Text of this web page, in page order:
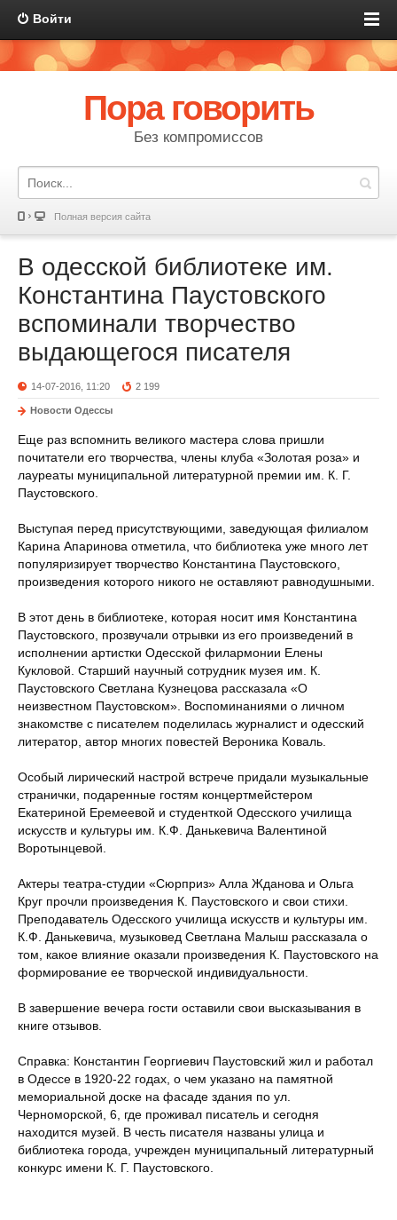
Войти
Пора говорить
Без компромиссов
Полная версия сайта
В одесской библиотеке им.
Константина Паустовского
вспоминали творчество
выдающегося писателя
14-07-2016, 11:20 2 199
Новости Одессы
Еще раз вспомнить великого мастера слова пришли
почитатели его творчества, члены клуба «Золотая роза» и
лауреаты муниципальной литературной премии им. К. Г.
Паустовского.
Выступая перед присутствующими, заведующая филиалом
Карина Апаринова отметила, что библиотека уже много лет
популяризирует творчество Константина Паустовского,
произведения которого никого не оставляют равнодушными.
В этот день в библиотеке, которая носит имя Константина
Паустовского, прозвучали отрывки из его произведений в
исполнении артистки Одесской филармонии Елены
Кукловой. Старший научный сотрудник музея им. К.
Паустовского Светлана Кузнецова рассказала «О
неизвестном Паустовском». Воспоминаниями о личном
знакомстве с писателем поделилась журналист и одесский
литератор, автор многих повестей Вероника Коваль.
Особый лирический настрой встрече придали музыкальные
странички, подаренные гостям концертмейстером
Екатериной Еремеевой и студенткой Одесского училища
искусств и культуры им. К.Ф. Данькевича Валентиной
Воротынцевой.
Актеры театра-студии «Сюрприз» Алла Жданова и Ольга
Круг прочли произведения К. Паустовского и свои стихи.
Преподаватель Одесского училища искусств и культуры им.
К.Ф. Данькевича, музыковед Светлана Малыш рассказала о
том, какое влияние оказали произведения К. Паустовского на
формирование ее творческой индивидуальности.
В завершение вечера гости оставили свои высказывания в
книге отзывов.
Справка: Константин Георгиевич Паустовский жил и работал
в Одессе в 1920-22 годах, о чем указано на памятной
мемориальной доске на фасаде здания по ул.
Черноморской, 6, где проживал писатель и сегодня
находится музей. В честь писателя названы улица и
библиотека города, учрежден муниципальный литературный
конкурс имени К. Г. Паустовского.